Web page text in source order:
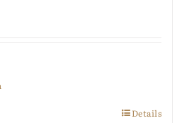
Details